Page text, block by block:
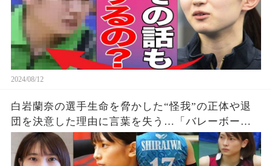
2024/08/12
白岩蘭奈の選手生命を脅かした“怪我”の正体や退
団を決意した理由に言葉を失う…「バレーボー
ル」で活躍する選手の“熱愛”の真相に驚きを隠せ
ない…